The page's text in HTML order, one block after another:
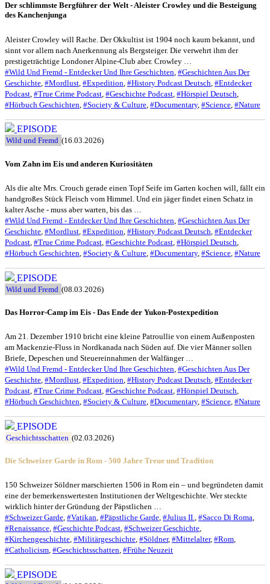
Der schlimmste Bergführer der Welt - Aleister Crowley und die Besteigung
des Kanchenjunga
Aleister Crowley will Rache. Der Okkultist ist 1904 noch kaum bekannt, und
sinnt vor allem nach Anerkennung als Bergsteiger. Die verwehrt ihm der
prestigeträchtige Londoner Alpine-Club aber. Crowley …
#Wild Und Fremd - Entdecker Und Ihre Geschichten #Geschichten Aus Der
Geschichte #Mordlust #Expedition #History Podcast Deutsch #Entdecker
Podcast #True Crime Podcast #Geschichte Podcast #Hörspiel Deutsch
#Hörbuch Geschichten #Society & Culture #Documentary, #Science #Nature
EPISODE
Wild und Fremd (16.03.2026)
Vom Zahn im Eis und anderen Kuriositäten
Als die alte Mrs. Crouch gerade einen Topf Seife im Garten kochen will, fällt ein
handgroßes Stück Fleisch vom Himmel. Und ein jäger findet einen Schatz in
kalter Asche - muss aber warten, bis das …
#Wild Und Fremd - Entdecker Und Ihre Geschichten #Geschichten Aus Der
Geschichte #Mordlust #Expedition #History Podcast Deutsch #Entdecker
Podcast #True Crime Podcast #Geschichte Podcast #Hörspiel Deutsch
#Hörbuch Geschichten #Society & Culture #Documentary, #Science #Nature
EPISODE
Wild und Fremd (08.03.2026)
Das Horror-Camp im Eis - Das Ende der Yukon-Postexpedition
Am 21. Dezember 1910 bricht eine kleine Patroullie von einem Außenposten
am Mackenzie-Fluss in Nordkanada nach Süden auf. Die vier Männer sollen
Briefe, Depeschen und Steuereinnahmen der Walfänger …
#Wild Und Fremd - Entdecker Und Ihre Geschichten #Geschichten Aus Der
Geschichte #Mordlust #Expedition #History Podcast Deutsch #Entdecker
Podcast #True Crime Podcast #Geschichte Podcast #Hörspiel Deutsch
#Hörbuch Geschichten #Society & Culture #Documentary, #Science #Nature
EPISODE
Geschichtsschatten (02.03.2026)
Die Schweizer Garde in Rom - 500 Jahre Treue und Tradition
150 Schweizer Söldner marschierten 1506 in Rom ein – und begründeten damit
eine der bemerkenswertesten Institutionen der Weltgeschichte. Wer steckte
wirklich hinter der Gründung der Päpstlichen …
#Schweizer Garde, #Vatikan, #Päpstliche Garde, #Julius II., #Sacco Di Roma,
#Renaissance, #Geschichte Podcast, #Schweizer Geschichte,
#Kirchengeschichte, #Militärgeschichte, #Söldner, #Mittelalter, #Rom,
#Catholicism, #Geschichtsschatten, #Frühe Neuzeit
EPISODE